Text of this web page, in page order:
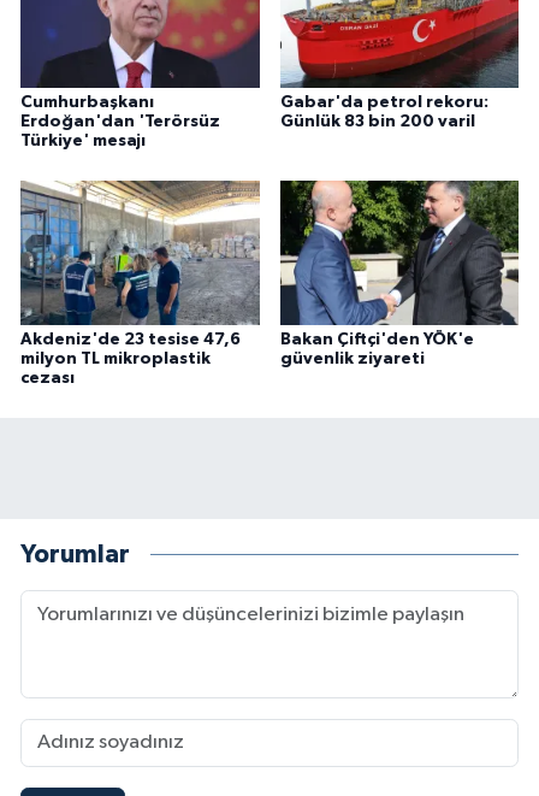
Cumhurbaşkanı
Erdoğan'dan 'Terörsüz
Türkiye' mesajı
Gabar'da petrol rekoru:
Günlük 83 bin 200 varil
Akdeniz'de 23 tesise 47,6
milyon TL mikroplastik
cezası
Bakan Çiftçi'den YÖK'e
güvenlik ziyareti
Yorumlar